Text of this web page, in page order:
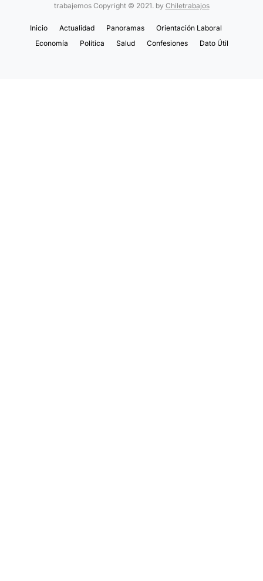
trabajemos Copyright © 2021. by Chiletrabajos
Inicio Actualidad Panoramas
Orientación Laboral
Economía
Política Salud Confesiones Dato Útil